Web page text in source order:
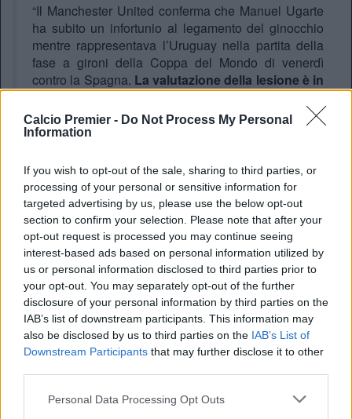
Calcio Premier - Do Not Process My Personal
Information
If you wish to opt-out of the sale, sharing to third parties, or
processing of your personal or sensitive information for
targeted advertising by us, please use the below opt-out
section to confirm your selection. Please note that after your
opt-out request is processed you may continue seeing
interest-based ads based on personal information utilized by
us or personal information disclosed to third parties prior to
your opt-out. You may separately opt-out of the further
disclosure of your personal information by third parties on the
IAB’s list of downstream participants. This information may
also be disclosed by us to third parties on the IAB’s List of
Downstream Participants that may further disclose it to other
Personal Data Processing Opt Outs
“Il Manchester United conferma che Manuel Ugarte
ha subito un infortunio al legamento del ginocchio
mentre rappresentava l’Uruguay nella partita della
fase a gironi della Coppa del Mondo di venerdì
contro la Spagna. La valutazione della lesione è in
corso per determinare il miglior corso di
trattamento riabilitativo e la tempistica di rientro.
Tutti noi auguriamo a Manuel una buona guarigione
Un verdetto drammatico che stravolge inevitabilmente le
strategie di mercato a Old Trafford. Ugarte, infatti,era stato
ufficialmente inserito nella lista dei partenti dallo
United e nelle ultime settimane era finito con insistenza
nel mirino delMilan. Adesso il suo trasferimento in Italia
sfuma definitivamente, costringendo la dirigenza inglese a
rivedere i piani per la rosa che affronterà il prestigioso
ritorno in Champions League.
A seguito del grave ko rimediato con la Celeste, scatterà
però il programma di protezione della FIFA per i club. Il
protocollo prevede un risarcimento economico giornaliero
calcolato sullo stipendio del calciatore, applicabile